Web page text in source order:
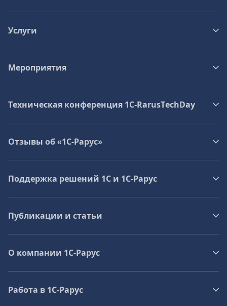
Услуги
Мероприятия
Техническая конференция 1C‑RarusTechDay
Отзывы об «1С-Рарус»
Поддержка решений 1С и 1С‑Рарус
Публикации и статьи
О компании 1C-Рарус
Работа в 1С‑Рарус